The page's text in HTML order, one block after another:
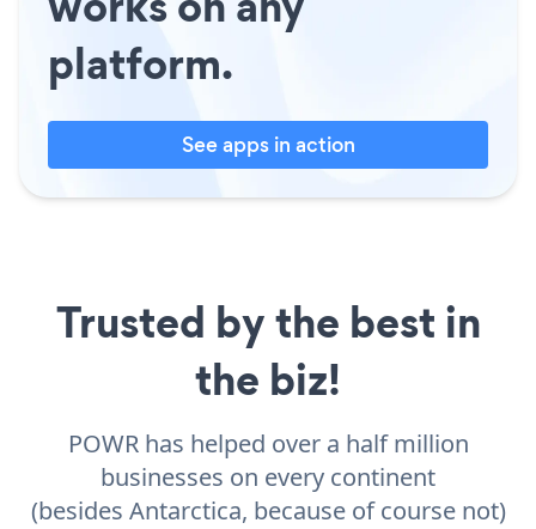
platform.
See apps in action
Trusted by the best in
the biz!
POWR has helped over a half million
businesses on every continent
(besides Antarctica, because of course not)